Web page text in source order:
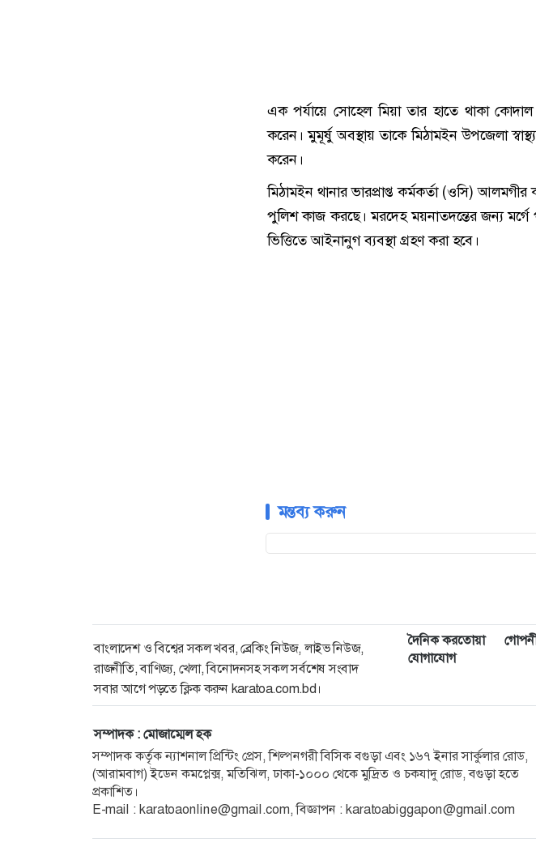
এক পর্যায়ে সোহেল মিয়া তার হাতে থাকা
করেন। মুমূর্ষু অবস্থায় তাকে মিঠামইন উপজেলা
করেন।
মিঠামইন থানার ভারপ্রাপ্ত কর্মকর্তা (ওসি)
পুলিশ কাজ করছে। মরদেহ ময়নাতদন্তের জন্য
ভিত্তিতে আইনানুগ ব্যবস্থা গ্রহণ করা হবে।
মন্তব্য করুন
বাংলাদেশ ও বিশ্বের সকল খবর, ব্রেকিং নিউজ, লাইভ নিউজ,
রাজনীতি, বাণিজ্য, খেলা, বিনোদনসহ সকল সর্বশেষ সংবাদ
সবার আগে পড়তে ক্লিক করুন karatoa.com.bd।
দৈনিক করতোয়া
যোগাযোগ
সম্পাদক : মোজাম্মেল হক
সম্পাদক কর্তৃক ন্যাশনাল প্রিন্টিং প্রেস, শিল্পনগরী বিসিক বগুড়া এবং ১৬৭ ইনার সার্কুলার রোড,
(আরামবাগ) ইডেন কমপ্লেক্স, মতিঝিল, ঢাকা-১০০০ থেকে মুদ্রিত ও চকযাদু রোড, বগুড়া হতে
প্রকাশিত।
E-mail : karatoaonline@gmail.com, বিজ্ঞাপন : karatoabiggapon@gmail.com